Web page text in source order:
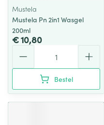
Mustela
Mustela Pn 2in1 Wasgel
200ml
€ 10,80
Bestel